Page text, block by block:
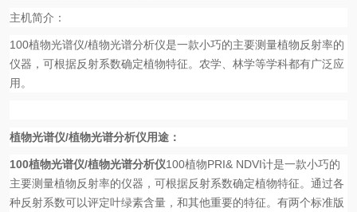
主机简介：
100植物光谱仪/植物光谱分析仪是一款小巧的主要测量植物反射率的
仪器，可根据反射系数确定植物特征。农学、林学等学科都有广泛应
用。
植物光谱仪/植物光谱分析仪用途：
100植物光谱仪/植物光谱分析仪100植物PRI& NDVI计是一款小巧的
主要测量植物反射率的仪器，可根据反射系数确定植物特征。通过各
种反射系数可以评定叶绿素含量，和其他重要的特征。有两个标准版